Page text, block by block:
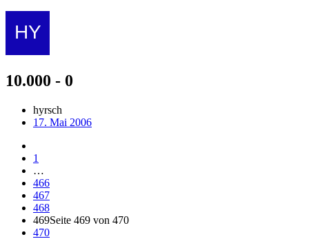
10.000 - 0
hyrsch
17. Mai 2006
1
…
466
467
468
469Seite 469 von 470
470